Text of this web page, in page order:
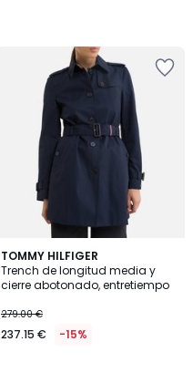
TOMMY HILFIGER
Trench de longitud media y
cierre abotonado, entretiempo
279.00 €
237.15 € -15%
4
/
5